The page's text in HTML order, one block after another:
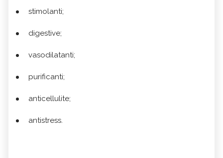
stimolanti;
digestive;
vasodilatanti;
purificanti;
anticellulite;
antistress.